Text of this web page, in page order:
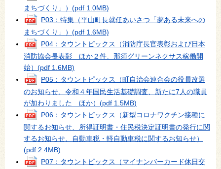
まちづくり」） (pdf 1.0MB)
P03：特集（平山町長就任あいさつ「夢ある未来への
まちづくり」） (pdf 1.6MB)
P04：タウントピックス（消防庁長官表彰および日本
消防協会長表彰 ほか２件、那須グリーンネクサス稼働開
始） (pdf 1.6MB)
P05：タウントピックス（町自治会連合会の役員改選
のお知らせ、令和４年国民生活基礎調査、新たに7人の職員
が加わりました ほか） (pdf 1.5MB)
P06：タウントピックス（新型コロナワクチン接種に
関するお知らせ、所得証明書・住民税決定証明書の発行に関
するお知らせ、自動車税・軽自動車税に関するお知らせ）
(pdf 2.4MB)
P07：タウントピックス（マイナンバーカード休日交